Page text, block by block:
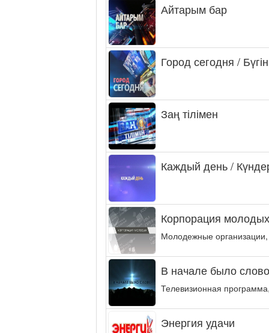
Айтарым бар
Город сегодня /
Заң тілімен
Каждый день /
Корпорация
Молодежные
В начале было
Телевизионная
Энергия удачи